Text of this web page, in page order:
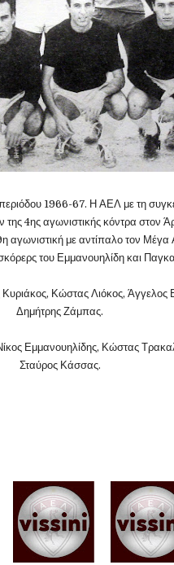
1966-67. Η ΑΕΛ με τη
4ης αγωνιστικής κόντρα στον
αγωνιστική με αντίπαλο τον
του Εμμανουηλίδη και
Κώστας Λιόκος, Άγγελος
Δημήτρης Ζάμπας.
Εμμανουηλίδης, Κώστας
Σταύρος Κάσσας.